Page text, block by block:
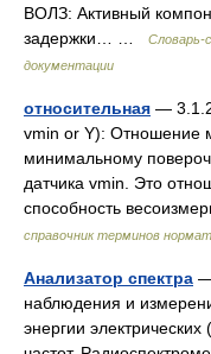
ВОЛЗ: Активный
задержки… …
Словарь-
документации
относительная —
vmin or Y): Отношение
минимальному
датчика vmin. Это
способность
справочник терминов
Анализатор спектра —
наблюдения и
энергии